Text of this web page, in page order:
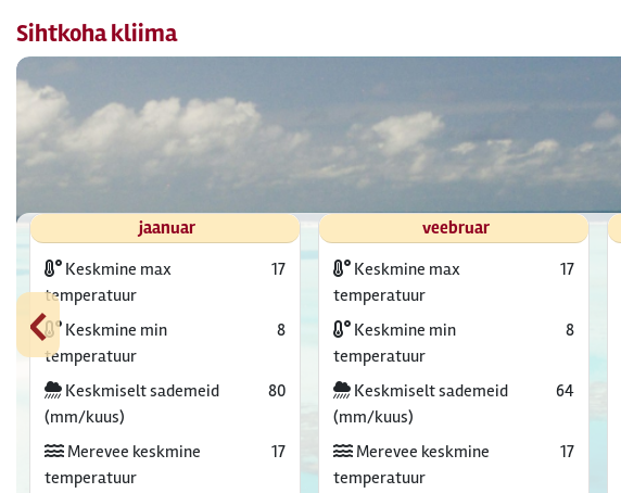
Sihtkoha kliima
‹
jaanuar
Keskmine max
temperatuur
17
Keskmine min
temperatuur
8
Keskmiselt sademeid
(mm/kuus)
80
Merevee keskmine
temperatuur
17
veebruar
Keskmine max
temperatuur
17
Keskmine min
temperatuur
8
Keskmiselt sademeid
(mm/kuus)
64
Merevee keskmine
temperatuur
17